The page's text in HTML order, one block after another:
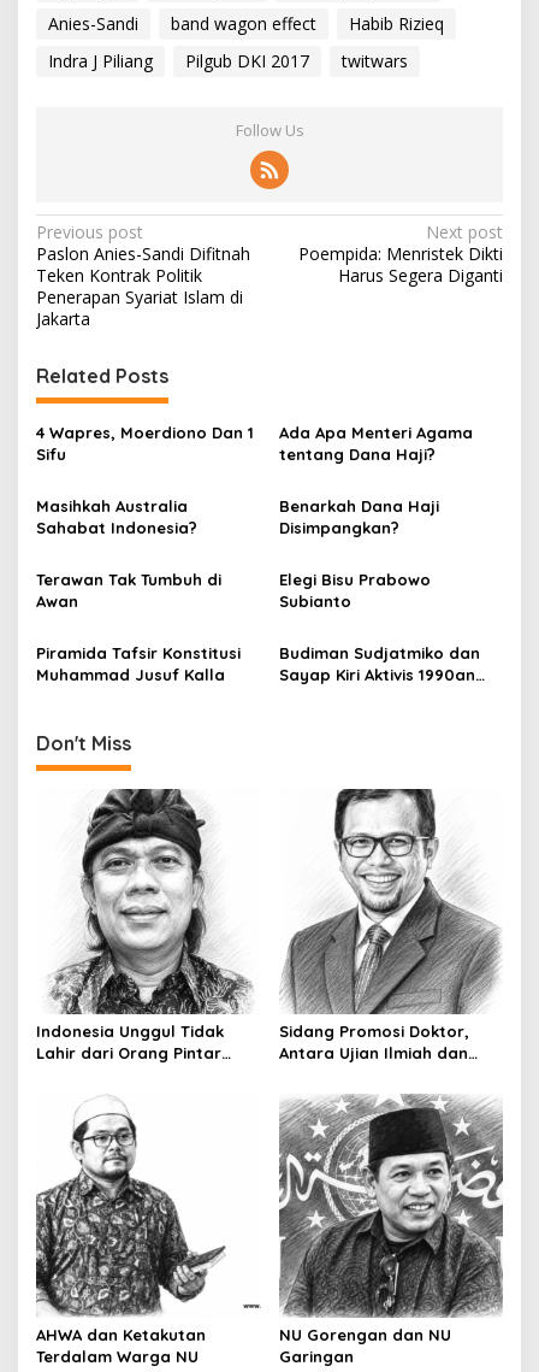
Anies-Sandi
band wagon effect
Habib Rizieq
Indra J Piliang
Pilgub DKI 2017 twitwars
Follow Us
P
o
s
t
n
a
v
g
a
t
i
o
n
Previous post
Paslon Anies-Sandi Difitnah
Teken Kontrak Politik
Penerapan Syariat Islam di
Jakarta
Next post
Poempida: Menristek Dikti
Harus Segera Diganti
Related Posts
4 Wapres, Moerdiono Dan 1
Sifu
Ada Apa Menteri Agama
tentang Dana Haji?
Masihkah Australia
Sahabat Indonesia?
Benarkah Dana Haji
Disimpangkan?
Terawan Tak Tumbuh di
Awan
Elegi Bisu Prabowo
Subianto
Piramida Tafsir Konstitusi
Muhammad Jusuf Kalla
Budiman Sudjatmiko dan
Sayap Kiri Aktivis 1990an
Don't Miss
Indonesia Unggul Tidak
Lahir dari Orang Pintar
Sidang Promosi Doktor,
Antara Ujian Ilmiah dan
AHWA dan Ketakutan
Terdalam Warga NU
NU Gorengan dan NU
Garingan